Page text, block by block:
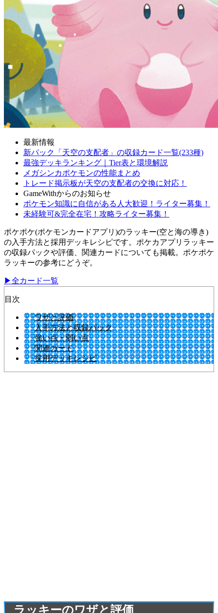
最新情報
新パック「天空の支配者」の収録カード一覧(233種)
最強デッキランキング｜Tier表と環境解説
メガシンカポケモンの性能まとめ
トレード掲示板が天空の支配者の交換に対応！
GameWithからのお知らせ
ポケモン知識に自信がある人大歓迎！ライター募集！
未経験可&完全在宅！攻略ライター募集！
ポケポケ(ポケモンカードアプリ)のラッキー(空と海の導き)
の入手方法と採用デッキレシピです。ポケカアプリラッキー
の収録パックや評価、関連カードについても掲載。ポケポケ
ラッキーの参考にどうぞ。
▶全カード一覧
目次
ワザと評価
入手方法と収録パック
強い点・弱い点
関連カード
採用デッキレシピ
ラッキーのワザと評価